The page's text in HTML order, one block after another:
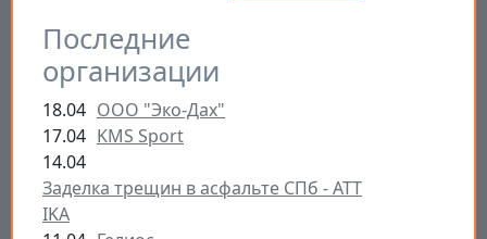
Последние
организации
18.04 ООО "Эко-Дах"
17.04 KMS Sport
14.04
Заделка трещин в асфальте СПб - ATT
IKA